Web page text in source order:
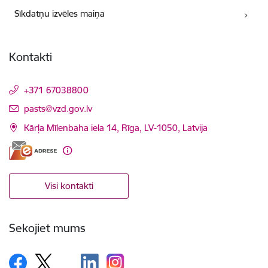
Sīkdatņu izvēles maiņa
Kontakti
+371 67038800
E-pasts:
pasts@vzd.gov.lv
Kārļa Mīlenbaha iela 14, Rīga, LV-1050, Latvija
Visi kontakti
Sekojiet mums